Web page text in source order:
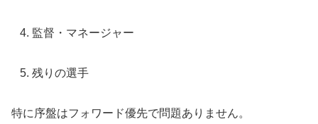
監督・マネージャー
残りの選手
特に序盤はフォワード優先で問題ありません。